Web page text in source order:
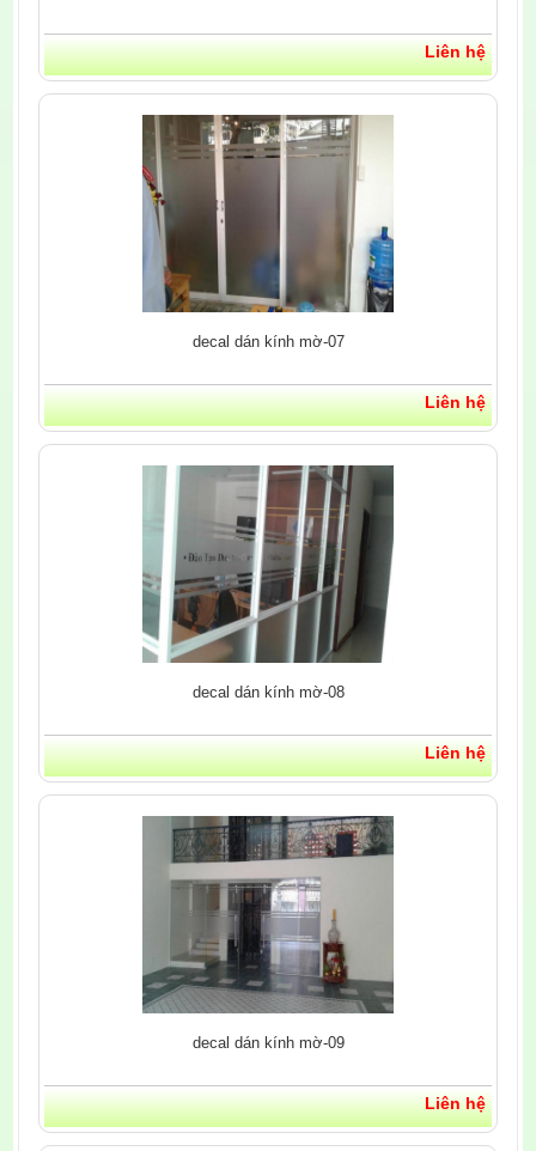
Liên hệ
decal dán kính mờ-07
Liên hệ
decal dán kính mờ-08
Liên hệ
decal dán kính mờ-09
Liên hệ